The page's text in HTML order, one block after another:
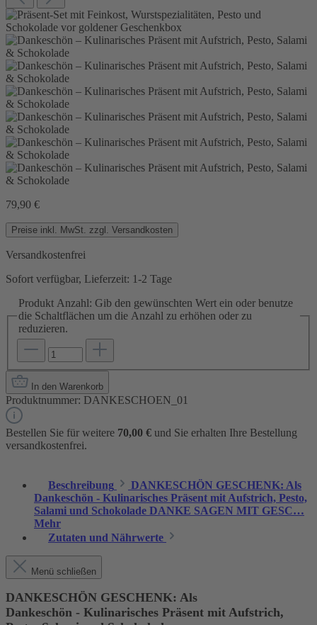
79,90 €
Preise inkl. MwSt. zzgl. Versandkosten
Versandkostenfrei
Sofort verfügbar, Lieferzeit: 1-2 Tage
Produkt Anzahl: Gib den gewünschten Wert ein oder benutze
die Schaltflächen um die Anzahl zu erhöhen oder zu
reduzieren.
In den Warenkorb
Produktnummer: DANKESCHOEN_01
Bestellen Sie für weitere 70,00 € und Sie erhalten Ihre Bestellung
versandkostenfrei.
Beschreibung
DANKESCHÖN GESCHENK: Als
Dankeschön - Kulinarisches Präsent mit Aufstrich, Pesto,
Salami und Schokolade DANKE SAGEN MIT GESC…
Mehr
Zutaten und Nährwerte
Menü schließen
DANKESCHÖN GESCHENK: Als
Dankeschön - Kulinarisches Präsent mit Aufstrich,